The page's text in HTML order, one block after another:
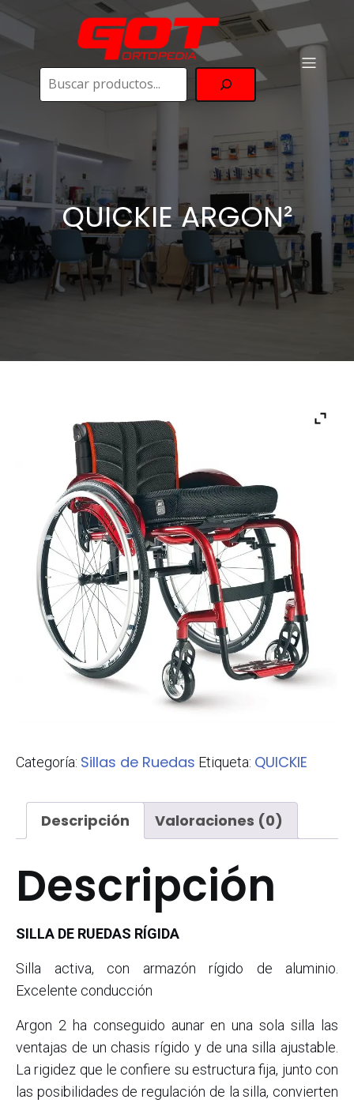
QUICKIE ARGON²
Categoría: Sillas de Ruedas Etiqueta: QUICKIE
Descripción Valoraciones (0)
Descripción
SILLA DE RUEDAS RÍGIDA
Silla activa, con armazón rígido de aluminio.
Excelente conducción
Argon 2 ha conseguido aunar en una sola silla las
ventajas de un chasis rígido y de una silla ajustable.
La rigidez que le confiere su estructura fija, junto con
las posibilidades de regulación de la silla, convierten